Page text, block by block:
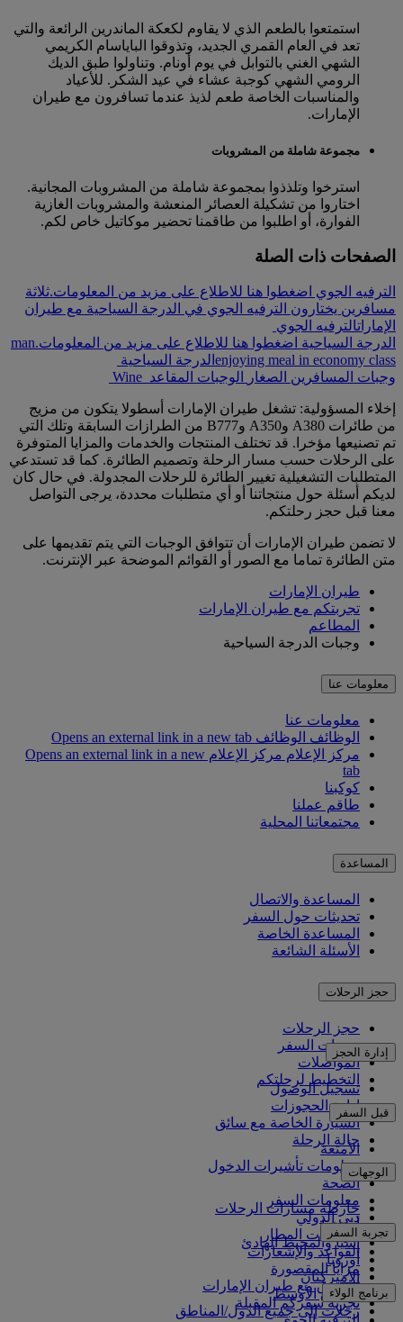
استمتعوا بالطعم الذي لا يقاوم لكعكة الماندرين الرائعة والتي
تعد في العام القمري الجديد، وتذوقوا الباياسام الكريمي
الشهي الغني بالتوابل في يوم أونام. وتناولوا طبق الديك
الرومي الشهي كوجبة عشاء في عيد الشكر. للأعياد
والمناسبات الخاصة طعم لذيذ عندما تسافرون مع طيران
الإمارات.
مجموعة شاملة من المشروبات
استرخوا وتلذذوا بمجموعة شاملة من المشروبات المجانية.
اختاروا من تشكيلة العصائر المنعشة والمشروبات الغازية
الفوارة، أو اطلبوا من طاقمنا تحضير موكاتيل خاص لكم.
الصفحات ذات الصلة
الترفيه الجوي اضغطوا هنا للاطلاع على مزيد من المعلومات.ثلاثة
مسافرين يختارون الترفيه الجوي في الدرجة السياحية مع طيران
الإماراتالترفيه الجوي
الدرجة السياحية اضغطوا هنا للاطلاع على مزيد من المعلومات.man
enjoying meal in economy class الدرجة السياحية
وجبات المسافرين الصغار
الوجبات المقاعد Wine
إخلاء المسؤولية: تشغل طيران الإمارات أسطولا يتكون من مزيج
من طائرات A380 وA350 وB777 من الطرازات السابقة وتلك التي
تم تصنيعها مؤخرا. قد تختلف المنتجات والخدمات والمزايا المتوفرة
على الرحلات حسب مسار الرحلة وتصميم الطائرة. كما قد تستدعي
المتطلبات التشغيلية تغيير الطائرة للرحلات المجدولة. في حال كان
لديكم أسئلة حول منتجاتنا أو أي متطلبات محددة، يرجى التواصل
معنا قبل حجز رحلتكم.
لا تضمن طيران الإمارات أن تتوافق الوجبات التي يتم تقديمها على
متن الطائرة تماما مع الصور أو القوائم الموضحة عبر الإنترنت.
طيران الإمارات
تجربتكم مع طيران الإمارات
المطاعم
وجبات الدرجة السياحية
معلومات عنا
معلومات عنا
الوظائف الوظائف Opens an external link in a new tab
مركز الإعلام
مركز الإعلام Opens an external link in a new
tab
كوكبنا
طاقم عملنا
مجتمعاتنا المحلية
المساعدة
المساعدة والاتصال
تحديثات حول السفر
المساعدة الخاصة
الأسئلة الشائعة
حجز الرحلات
حجز الرحلات
خدمات السفر
المواصلات
التخطيط لرحلتكم
إدارة الحجز
تسجيل الوصول
إدارة الحجوزات
السيارة الخاصة مع سائق
حالة الرحلة
قبل السفر
الأمتعة
معلومات تأشيرات الدخول
الصحة
معلومات السفر
دبي الدولي
مواصلات المطار
القواعد والإشعارات
الوجهات
خارطة مسارات الرحلات
أفريقيا
آسيا والمحيط الهادئ
أوروبا
الأميركتان
الشرق الأوسط
رحلات إلى جميع الدول/المناطق
تجربة السفر
مزايا المقصورة
التسوق مع طيران الإمارات
تجربة سفركم المقبلة
برنامج الولاء